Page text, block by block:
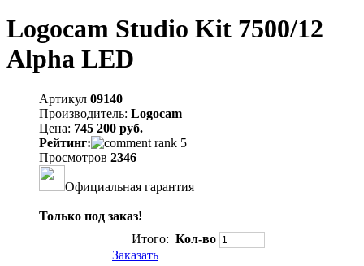
Logocam Studio Kit 7500/12
Alpha LED
Артикул 09140
Производитель: Logocam
Цена: 745 200 руб.
Рейтинг:
Просмотров 2346
Официальная гарантия
Только под заказ!
Итого: Кол-во
Заказать